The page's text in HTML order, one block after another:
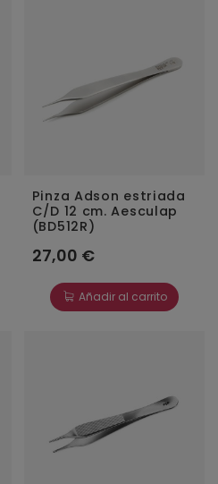
Pinza Adson estriada
C/D 12 cm. Aesculap
(BD512R)
27,00 €
Añadir al carrito